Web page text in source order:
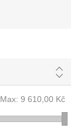
Max: 9 610,00 Kč